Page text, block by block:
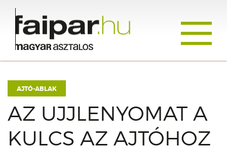
AJTÓ-ABLAK
AZ UJJLENYOMAT A
KULCS AZ AJTÓHOZ